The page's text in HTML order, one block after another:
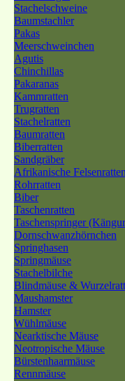
Stachelschweine
Baumstachler
Pakas
Meerschweinchen
Agutis
Chinchillas
Pakaranas
Kammratten
Trugratten
Stachelratten
Baumratten
Biberratten
Sandgräber
Afrikanische Felsenratten
Rohrratten
Biber
Taschenratten
Taschenspringer
Dornschwanzhörnchen
Springhasen
Springmäuse
Stachelbilche
Blindmäuse &
Maushamster
Hamster
Wühlmäuse
Nearktische Mäuse
Neotropische Mäuse
Bürstenhaarmäuse
Rennmäuse